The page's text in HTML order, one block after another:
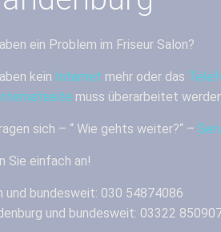
ein Problem im Friseur Salon?
kein Internet mehr oder das
muss überarbeitet
sich – “ Wie gehts weiter?“ –
Sie einfach an!
und bundesweit: 030 54874086
und bundesweit: 03322